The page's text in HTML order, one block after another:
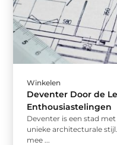
Winkelen
Deventer Door de
Enthousiastelingen
Deventer is een stad
unieke architecturale
mee ...